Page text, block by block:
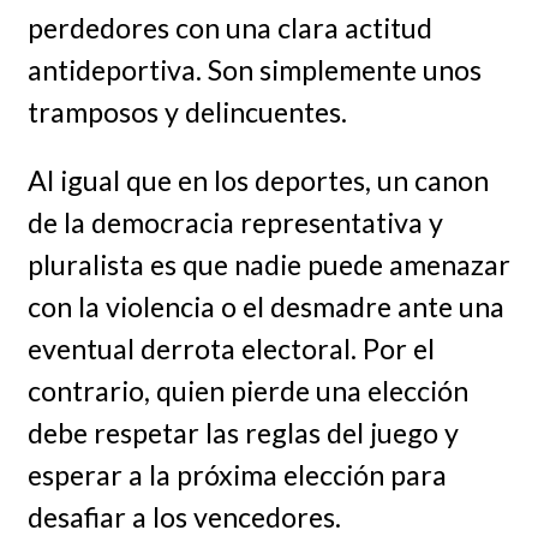
perdedores con una clara actitud
antideportiva. Son simplemente unos
tramposos y delincuentes.
Al igual que en los deportes, un canon
de la democracia representativa y
pluralista es que nadie puede amenazar
con la violencia o el desmadre ante una
eventual derrota electoral. Por el
contrario, quien pierde una elección
debe respetar las reglas del juego y
esperar a la próxima elección para
desafiar a los vencedores.